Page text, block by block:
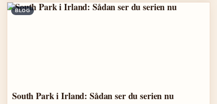
BLOG
South Park i Irland: Sådan ser du serien nu